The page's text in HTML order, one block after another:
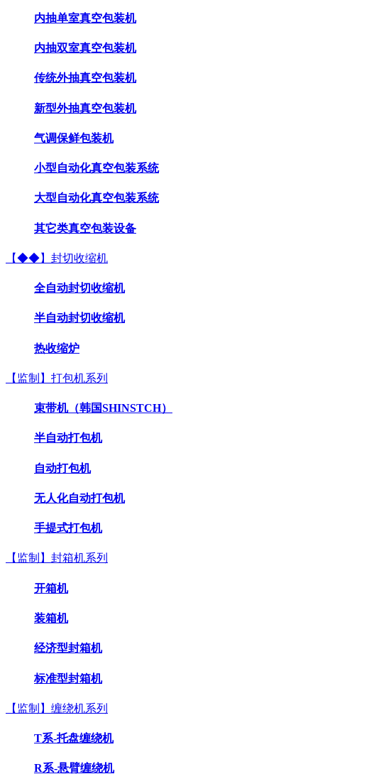
内抽单室真空包装机
内抽双室真空包装机
传统外抽真空包装机
新型外抽真空包装机
气调保鲜包装机
小型自动化真空包装系统
大型自动化真空包装系统
其它类真空包装设备
【◆◆】封切收缩机
全自动封切收缩机
半自动封切收缩机
热收缩炉
【监制】打包机系列
束带机（韩国SHINSTCH）
半自动打包机
自动打包机
无人化自动打包机
手提式打包机
【监制】封箱机系列
开箱机
装箱机
经济型封箱机
标准型封箱机
【监制】缠绕机系列
T系-托盘缠绕机
R系-悬臂缠绕机